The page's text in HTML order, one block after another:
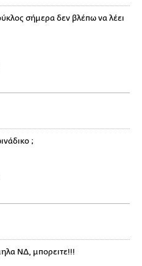
σήμερα δεν βλέπω να λέει
;
ΝΔ, μπορειτε!!!